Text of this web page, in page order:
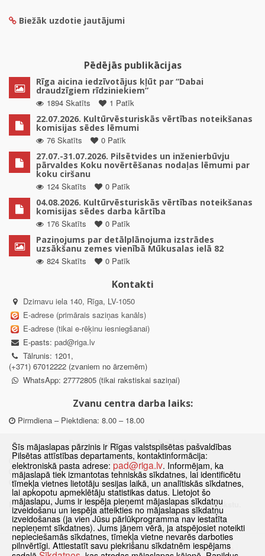
Biežāk uzdotie jautājumi
Pēdējās publikācijas
Rīga aicina iedzīvotājus kļūt par “Dabai
draudzīgiem rīdziniekiem”
1894 Skatīts
1 Patīk
22.07.2026. Kultūrvēsturiskās vērtības noteikšanas
komisijas sēdes lēmumi
76 Skatīts
0 Patīk
27.07.-31.07.2026. Pilsētvides un inženierbūvju
pārvaldes Koku novērtēšanas nodaļas lēmumi par
koku ciršanu
124 Skatīts
0 Patīk
04.08.2026. Kultūrvēsturiskās vērtības noteikšanas
komisijas sēdes darba kārtība
176 Skatīts
0 Patīk
Paziņojums par detālplānojuma izstrādes
uzsākšanu zemes vienībā Mūkusalas ielā 82
824 Skatīts
0 Patīk
Kontakti
Dzirnavu iela 140, Rīga, LV-1050
E-adrese (primārais saziņas kanāls)
E-adrese (tikai e-rēķinu iesniegšanai)
E-pasts: pad@riga.lv
Tālrunis: 1201,
(+371) 67012222 (zvaniem no ārzemēm)
WhatsApp: 27772805 (tikai rakstiskai saziņai)
Zvanu centra darba laiks:
Pirmdiena – Piektdiena: 8.00 – 18.00
Departamenta darba laiks:
Pirmdiena, Ceturtdiena: 8.30 – 18.00
Otrdiena, Trešdiena: 8.30 – 17.00
Piektdiena: 8.30 – 15.00
Klātienes konsultācijas pieejamas tikai ar iepriekšēju pierakstu.
Sākums Jaunumi Biežāk uzdotie jautājumi
Lapas karte
Šīs mājaslapas pārzinis ir Rīgas valstspilsētas pašvaldības
Pilsētas attīstības departaments, kontaktinformācija:
elektroniskā pasta adrese: pad@riga.lv. Informējam, ka
mājaslapā tiek izmantotas tehniskās sīkdatnes, lai identificētu
tīmekļa vietnes lietotāju sesijas laikā, un analītiskās sīkdatnes,
lai apkopotu apmeklētāju statistikas datus. Lietojot šo
mājaslapu, Jums ir iespēja pieņemt mājaslapas sīkdatņu
izveidošanu un iespēja atteikties no mājaslapas sīkdatņu
izveidošanas (ja vien Jūsu pārlūkprogramma nav iestatīta
nepieņemt sīkdatnes). Jums jāņem vērā, ja atspējosiet noteikti
nepieciešamās sīkdatnes, tīmekļa vietne nevarēs darboties
pilnvērtīgi. Attiestatīt savu piekrišanu sīkdatnēm iespējams